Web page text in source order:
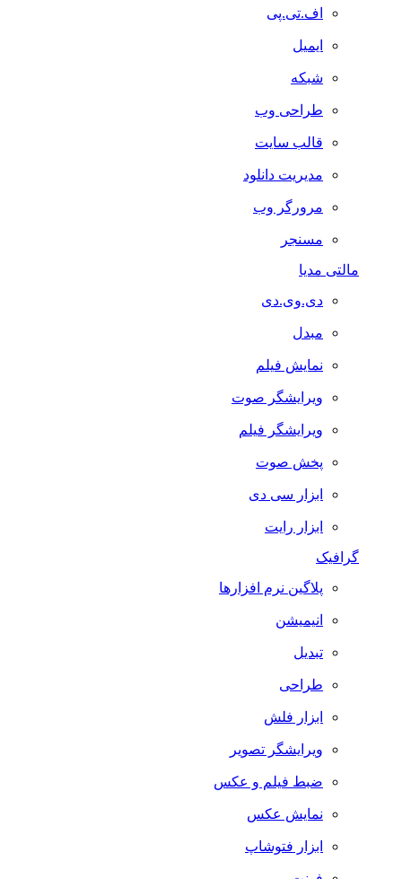
اف.تی.پی
ایمیل
شبکه
طراحی وب
قالب سایت
مدیریت دانلود
مرورگر وب
مسنجر
مالتی مدیا
دی.وی.دی
مبدل
نمایش فیلم
ویرایشگر صوت
ویرایشگر فیلم
پخش صوت
ابزار سی دی
ابزار رایت
گرافیک
پلاگین نرم افزارها
انیمیشن
تبدیل
طراحی
ابزار فلش
ویرایشگر تصویر
ضبط فيلم و عكس
نمایش عکس
ابزار فتوشاپ